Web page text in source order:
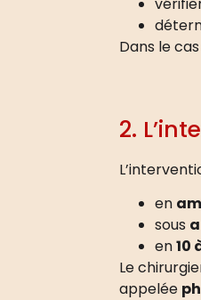
Dans le
2.
en
sous
en10
Le
appelée